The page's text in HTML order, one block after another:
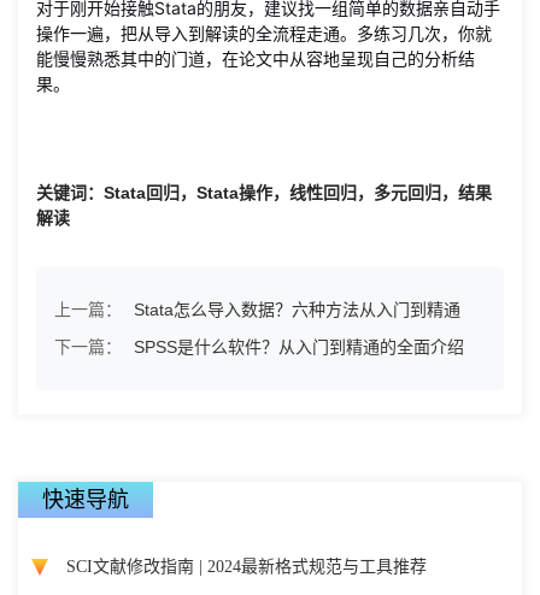
对于刚开始接触Stata的朋友，建议找一组简单的数据亲自动手
操作一遍，把从导入到解读的全流程走通。多练习几次，你就
能慢慢熟悉其中的门道，在论文中从容地呈现自己的分析结
果。
关键词：Stata回归，Stata操作，线性回归，多元回归，结果
解读
上一篇：
Stata怎么导入数据？六种方法从入门到精通
下一篇：
SPSS是什么软件？从入门到精通的全面介绍
快速导航
SCI文献修改指南 | 2024最新格式规范与工具推荐